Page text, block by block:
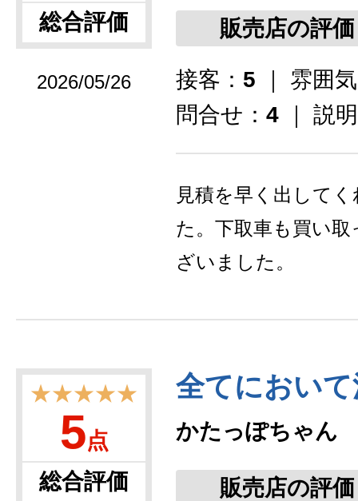
総合評価
2026/05/26
販売店の評価
接客： 5 ｜ 雰囲
問合せ： 4 ｜ 説
見積を早く出して
た。下取車も買い
ざいました。
★★★★★
5点
総合評価
全てにおい
かたっぽちゃん
販売店の評価